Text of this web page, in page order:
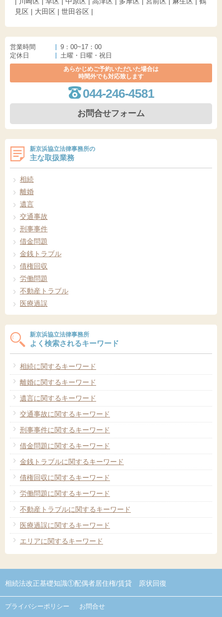
見区 | 大田区 | 世田谷区 |
営業時間
9：00~17：00
定休日
土曜・日曜・祝日
あらかじめご予約いただいた場合は
時間外でも対応致します
044-246-4581
お問合せフォーム
新京浜協立法律事務所の
主な取扱業務
相続
離婚
遺言
交通事故
刑事事件
借金問題
金銭トラブル
債権回収
労働問題
不動産トラブル
医療過誤
新京浜協立法律事務所
よく検索されるキーワード
相続に関するキーワード
離婚に関するキーワード
遺言に関するキーワード
交通事故に関するキーワード
刑事事件に関するキーワード
借金問題に関するキーワード
金銭トラブルに関するキーワード
債権回収に関するキーワード
労働問題に関するキーワード
不動産トラブルに関するキーワード
医療過誤に関するキーワード
エリアに関するキーワード
相続法改正基礎知識①配偶者居住権/賃貸 原状回復
プライバシーポリシー お問合せ